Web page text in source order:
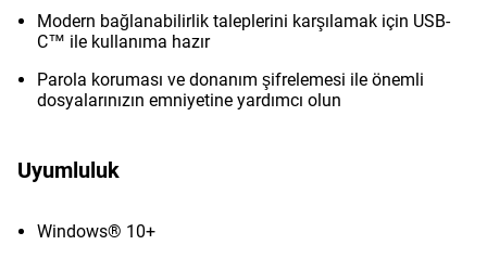
Modern bağlanabilirlik taleplerini karşılamak için USB-
C™ ile kullanıma hazır
Parola koruması ve donanım şifrelemesi ile önemli
dosyalarınızın emniyetine yardımcı olun
Uyumluluk
Windows® 10+